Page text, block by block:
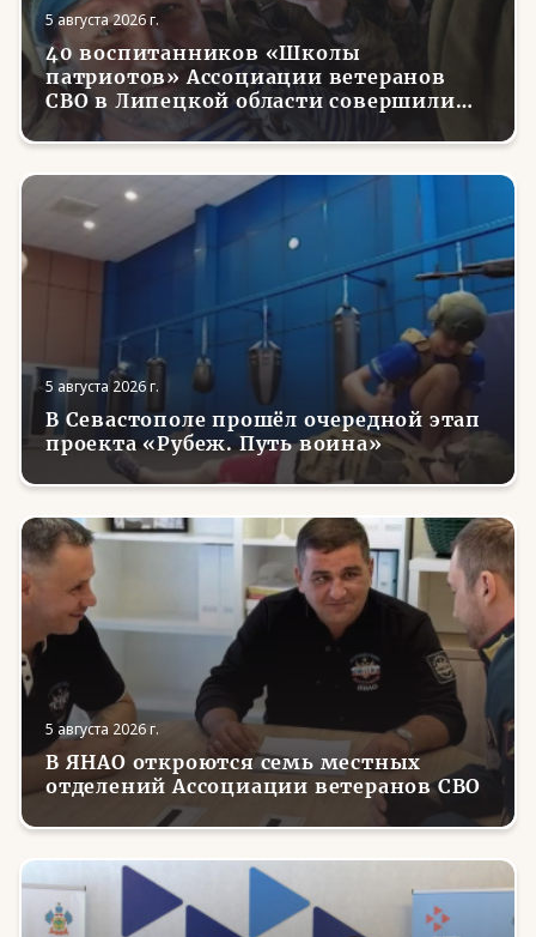
5 августа 2026 г.
40 воспитанников «Школы
патриотов» Ассоциации ветеранов
СВО в Липецкой области совершили
первые парашютные прыжки
5 августа 2026 г.
В Севастополе прошёл очередной этап
проекта «Рубеж. Путь воина»
5 августа 2026 г.
В ЯНАО откроются семь местных
отделений Ассоциации ветеранов СВО